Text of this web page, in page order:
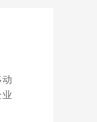
业